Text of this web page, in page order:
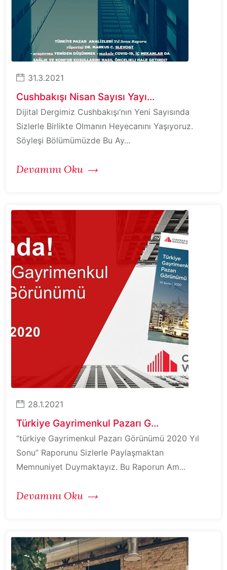
31.3.2021
Cushbakışı Nisan Sayısı Yayı...
Dijital Dergimiz Cushbakışı’nın Yeni Sayısında
Sizlerle Birlikte Olmanın Heyecanını Yaşıyoruz.
Söyleşi Bölümümüzde Bu Ay...
Devamını Oku
28.1.2021
Türkiye Gayrimenkul Pazarı G...
“türkiye Gayrimenkul Pazarı Görünümü 2020 Yıl
Sonu” Raporunu Sizlerle Paylaşmaktan
Memnuniyet Duymaktayız. Bu Raporun Am...
Devamını Oku